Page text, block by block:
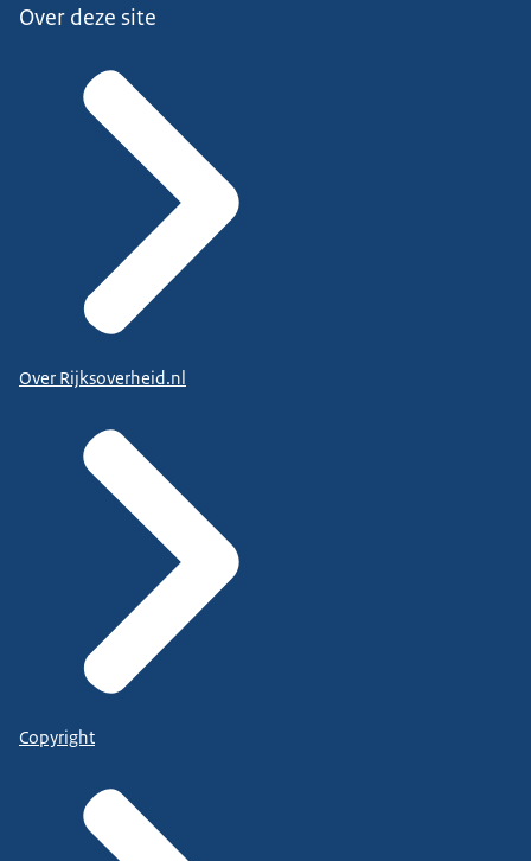
Over deze site
Over Rijksoverheid.nl
Copyright